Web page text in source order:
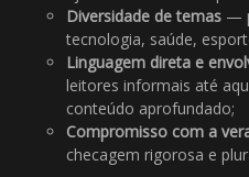
Diversidade de temas —
tecnologia, saúde,
Linguagem direta e
leitores informais até
conteúdo aprofundado;
Compromisso com a
checagem rigorosa e